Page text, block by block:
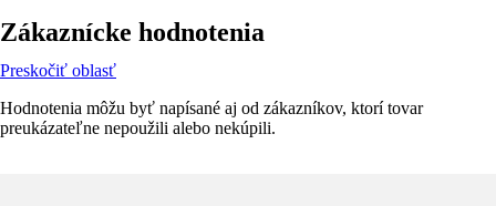
Zákaznícke hodnotenia
Preskočiť oblasť
Hodnotenia môžu byť napísané aj od zákazníkov, ktorí tovar
preukázateľne nepoužili alebo nekúpili.